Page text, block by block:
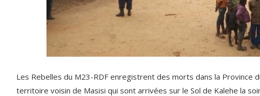
Les Rebelles du M23-RDF enregistrent des morts dans la Province
territoire voisin de Masisi qui sont arrivées sur le Sol de Kalehe la